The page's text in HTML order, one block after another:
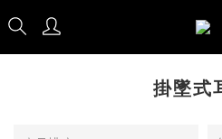
掛墜式